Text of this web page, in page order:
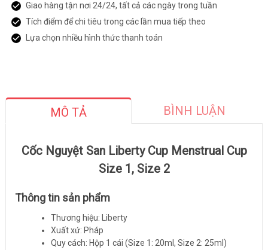
Giao hàng tận nơi 24/24, tất cả các ngày trong tuần
Tích điểm để chi tiêu trong các lần mua tiếp theo
Lựa chọn nhiều hình thức thanh toán
MÔ TẢ BÌNH LUẬN
Cốc Nguyệt San Liberty Cup Menstrual Cup
Size 1, Size 2
Thông tin sản phẩm
Thương hiệu: Liberty
Xuất xứ: Pháp
Quy cách: Hộp 1 cái (Size 1: 20ml, Size 2: 25ml)